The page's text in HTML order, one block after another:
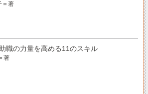
＝著
職の力量を高める11のスキル
著